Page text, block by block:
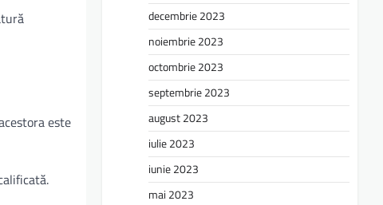
este
decembrie 2023
noiembrie 2023
octombrie 2023
septembrie 2023
august 2023
iulie 2023
iunie 2023
mai 2023